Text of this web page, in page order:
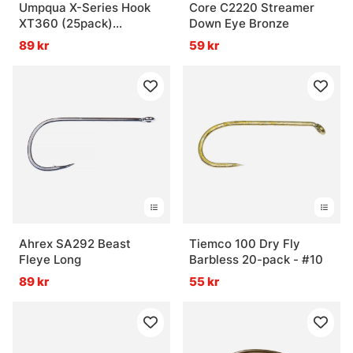
Umpqua X-Series Hook
XT360 (25pack)
Streamer
89 kr
Core C2220 Streamer
Down Eye Bronze
59 kr
Ahrex SA292 Beast
Fleye Long
89 kr
Tiemco 100 Dry Fly
Barbless 20-pack - #10
55 kr